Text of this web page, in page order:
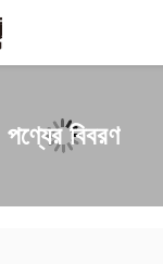
পণ্যের বিবরণ